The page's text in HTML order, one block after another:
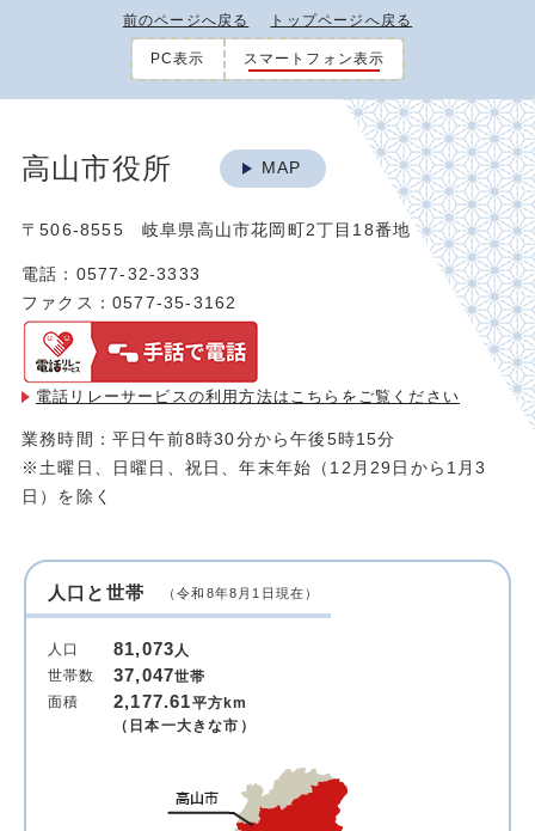
前のページへ戻る トップページへ戻る
PC表示 スマートフォン表示
高山市役所 MAP
〒506-8555 岐阜県高山市花岡町2丁目18番地
電話：0577-32-3333
ファクス：0577-35-3162
電話リレーサービスの利用方法は こちらをご覧ください
業務時間：平日午前8時30分から午後5時15分
※土曜日、日曜日、祝日、年末年始（12月29日から1月3
日）を除く
人口と世帯 （令和8年8月1日現在）
人口 81,073人
世帯数
37,047世帯
面積
2,177.61平方km
（日本一大きな市）